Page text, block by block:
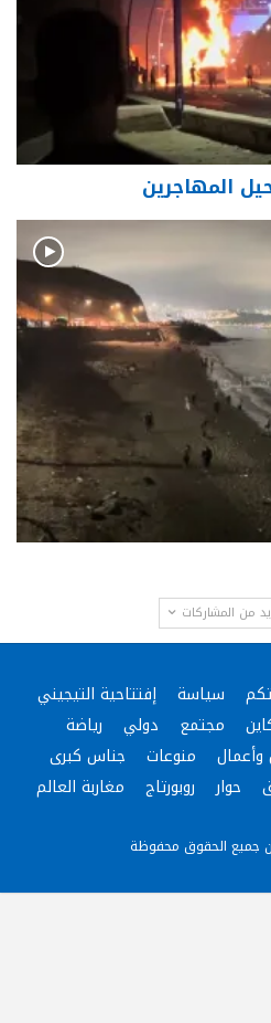
المهاجرين
من المشاركات
سياسة
إفتتاحية التيجيني
مجتمع دولي
رياضة
وأعمال منوعات
جناس كبرى
حوار روبورتاج مغاربة العالم